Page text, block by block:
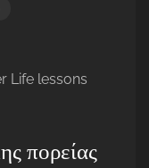
Life lessons
πορείας